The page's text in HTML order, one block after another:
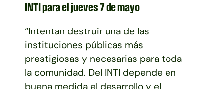
INTI para el jueves 7 de mayo
“Intentan destruir una de las
instituciones públicas más
prestigiosas y necesarias para toda
la comunidad. Del INTI depende en
buena medida el desarrollo y el